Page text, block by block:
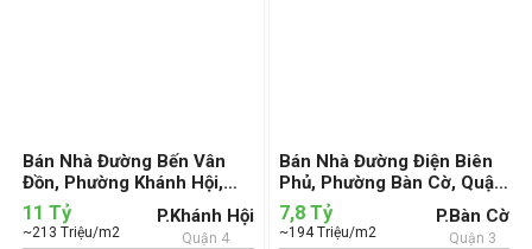
Bán Nhà Đường Bến Vân
Đồn, Phường Khánh Hội,
Quận 4 (cũ)
11 Tỷ
~213 Triệu/m2
P.Khánh Hội
Quận 4
Bán Nhà Đường Điện Biên
Phủ, Phường Bàn Cờ, Quận
3 (cũ)
7,8 Tỷ
~194 Triệu/m2
P.Bàn Cờ
Quận 3